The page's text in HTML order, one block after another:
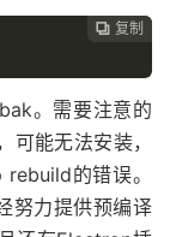
 复制
。需要注意的
能无法安装，
的错误。
努力提供预编译